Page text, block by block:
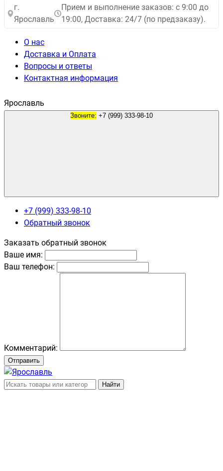
г.
Ярославль
Прием и выполнение заказов: с 9:00 до
19:00, Доставка: 24/7 (по предзаказу).
О нас
Доставка и Оплата
Вопросы и ответы
Контактная информация
Ярославль
Звоните:
+7 (999) 333-98-10
Обратный звонок
Заказать обратный звонок
Ваше имя:
Ваш телефон:
Комментарий:
Отправить
Найти